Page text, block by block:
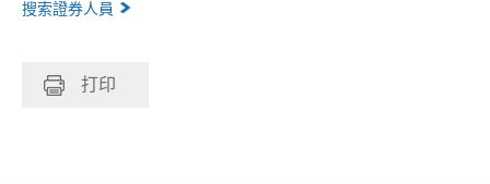
搜索證券人員
打印